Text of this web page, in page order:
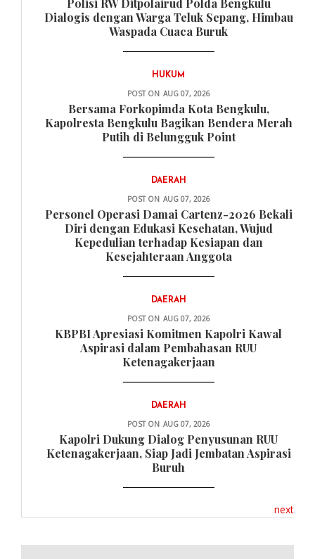
Dialogis dengan Warga Teluk Sepang, Himbau
Waspada Cuaca Buruk
HUKUM
POST ON AUG 07, 2026
Bersama Forkopimda Kota Bengkulu,
Kapolresta Bengkulu Bagikan Bendera Merah
Putih di Belungguk Point
DAERAH
POST ON AUG 07, 2026
Personel Operasi Damai Cartenz-2026 Bekali
Diri dengan Edukasi Kesehatan, Wujud
Kepedulian terhadap Kesiapan dan
Kesejahteraan Anggota
DAERAH
POST ON AUG 07, 2026
KBPBI Apresiasi Komitmen Kapolri Kawal
Aspirasi dalam Pembahasan RUU
Ketenagakerjaan
DAERAH
POST ON AUG 07, 2026
Kapolri Dukung Dialog Penyusunan RUU
Ketenagakerjaan, Siap Jadi Jembatan Aspirasi
Buruh
next